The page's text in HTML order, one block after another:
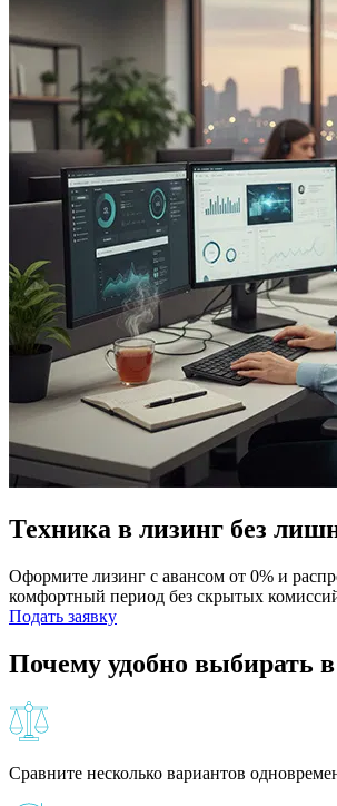
Техника в лизинг без
Оформите лизинг с авансом от 0% и
комфортный период без скрытых
Подать заявку
Почему удобно выбирать в
Сравните несколько вариантов